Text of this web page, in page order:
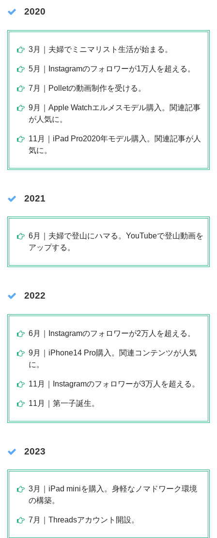
2020
3月｜夫婦でミニマリスト生活が始まる。
5月｜Instagramのフォロワーが1万人を超える。
7月｜Polletの動画制作を受ける。
9月｜Apple Watchエルメスモデル購入。関連記事
が人気に。
11月｜iPad Pro2020年モデル購入。関連記事が人
気に。
2021
6月｜夫婦で登山にハマる。YouTubeで登山動画を
アップする。
2022
6月｜Instagramのフォロワーが2万人を超える。
9月｜iPhone14 Pro購入。関連コンテンツが人気
に。
11月｜Instagramのフォロワーが3万人を超える。
11月｜第一子誕生。
2023
3月｜iPad miniを購入。身軽なノマドワーク環境
の構築。
7月｜Threadsアカウント開設。